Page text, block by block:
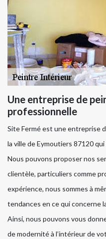
Une entreprise de
professionnelle
Site Fermé est une entreprise
la ville de Eymoutiers 87120
Nous pouvons proposer nos
clientèle, particuliers comme
expérience, nous sommes à
tendances en ce qui concerne
Ainsi, nous pouvons vous
de modernité à l’intérieur de